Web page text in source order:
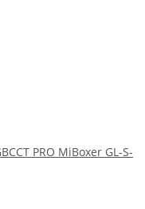
PRO MiBoxer GL-S-